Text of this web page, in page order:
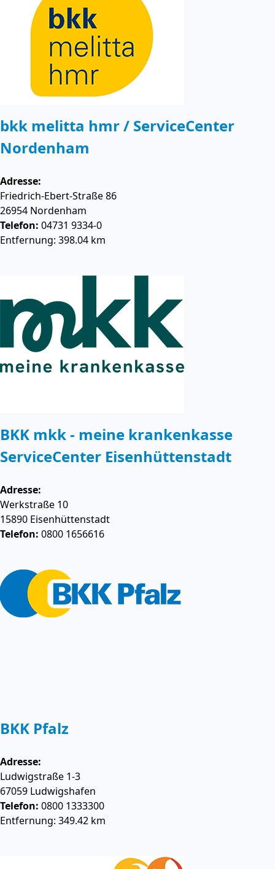
bkk melitta hmr / ServiceCenter
Nordenham
Adresse:
Friedrich-Ebert-Straße 86
26954 Nordenham
Telefon: 04731 9334-0
Entfernung: 398.04 km
BKK mkk - meine krankenkasse
ServiceCenter Eisenhüttenstadt
Adresse:
Werkstraße 10
15890 Eisenhüttenstadt
Telefon: 0800 1656616
BKK Pfalz
Adresse:
Ludwigstraße 1-3
67059 Ludwigshafen
Telefon: 0800 1333300
Entfernung: 349.42 km